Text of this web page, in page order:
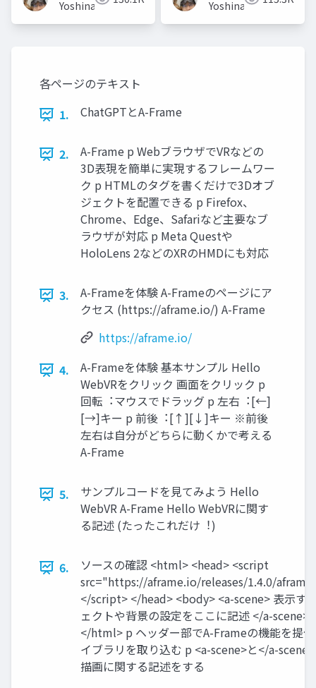
Yoshinaga Yoshinaga
各ページのテキスト
1.
ChatGPTとA-Frame
2.
A-Frame p WebブラウザでVRなどの
3D表現を簡単に実現するフレームワー
ク p HTMLのタグを書くだけで3Dオブ
ジェクトを配置できる p Firefox、
Chrome、Edge、Safariなど主要なブ
ラウザが対応 p Meta Questや
HoloLens 2などのXRのHMDにも対応
3.
A-Frameを体験 A-Frameのページにア
クセス (https://aframe.io/) A-Frame
https://aframe.io/
4.
A-Frameを体験 基本サンプル Hello
WebVRをクリック 画⾯をクリック p
回転︓マウスでドラッグ p 左右︓[←]
[→]キー p 前後︓[↑][↓]キー ※前後
左右は⾃分がどちらに動くかで考える
A-Frame
5.
サンプルコードを⾒てみよう Hello
WebVR A-Frame Hello WebVRに関す
る記述 (たったこれだけ︕)
6.
ソースの確認 <html> <head> <script
src="https://aframe.io/releases/1.4.0/
</script> </head> <body> <a-scene> 表⽰す
ェクトや背景の設定をここに記述 </a-scene>
</html> p ヘッダー部でA-Frameの機能を提
イブラリを取り込む p <a-scene>と</a-
描画に関する記述をする